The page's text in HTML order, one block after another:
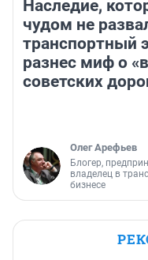
Наследие,
чудом не
транспортный
разнес миф о
советских
Олег Арефьев
Блогер,
владелец в
бизнесе